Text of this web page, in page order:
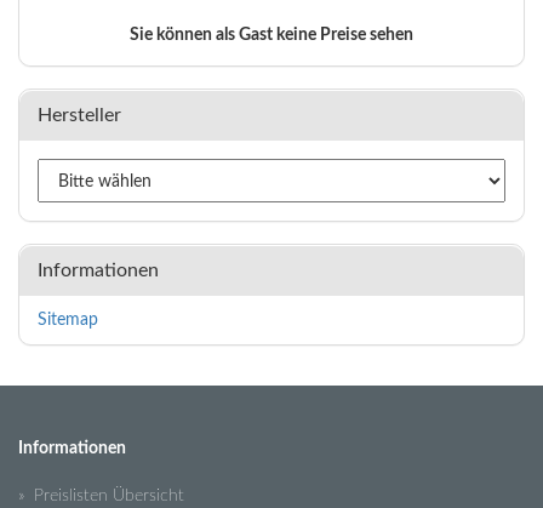
Sie können als Gast keine Preise sehen
Hersteller
Informationen
Sitemap
Informationen
» Preislisten Übersicht